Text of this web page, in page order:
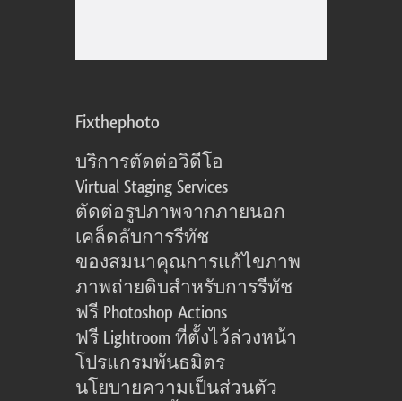
Fixthephoto
บริการตัดต่อวิดีโอ
Virtual Staging Services
ตัดต่อรูปภาพจากภายนอก
เคล็ดลับการรีทัช
ของสมนาคุณการแก้ไขภาพ
ภาพถ่ายดิบสำหรับการรีทัช
ฟรี Photoshop Actions
ฟรี Lightroom ที่ตั้งไว้ล่วงหน้า
โปรแกรมพันธมิตร
นโยบายความเป็นส่วนตัว